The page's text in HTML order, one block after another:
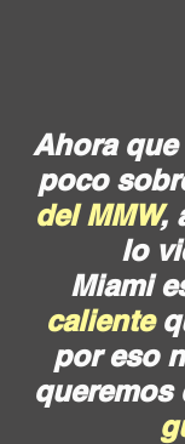
Ahora que
poco
del MMW,
lo
Miami
caliente
por eso
queremos